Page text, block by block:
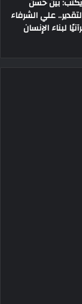
يكتب: بين حسن
علي الشرفاء
لبناء الإنسان